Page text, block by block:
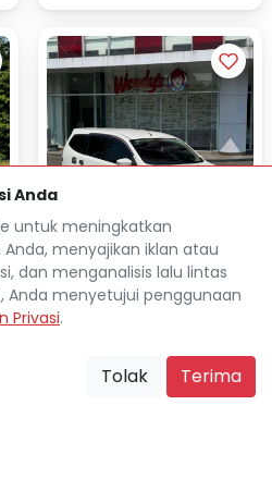
NISSAN GRAND LIVINA XV
AUTOMATIC 2015
Anda
untuk meningkatkan
menyajikan iklan atau
dan menganalisis lalu lintas
Anda menyetujui penggunaan
Privasi.
Tolak Terima